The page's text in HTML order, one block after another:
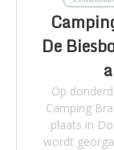
De
Op
Camping
plaats in
wordt